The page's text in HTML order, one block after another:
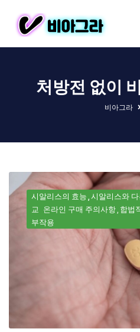
처방전 없이
비아그라
시알리스의 효능 시알리스와
교 온라인 구매 주의사항 합법
부작용